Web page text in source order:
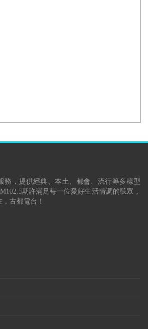
務，提供經典、本土、都會、流行等多樣型
期許滿足每一位愛好生活情調的聽眾，
古都電台！